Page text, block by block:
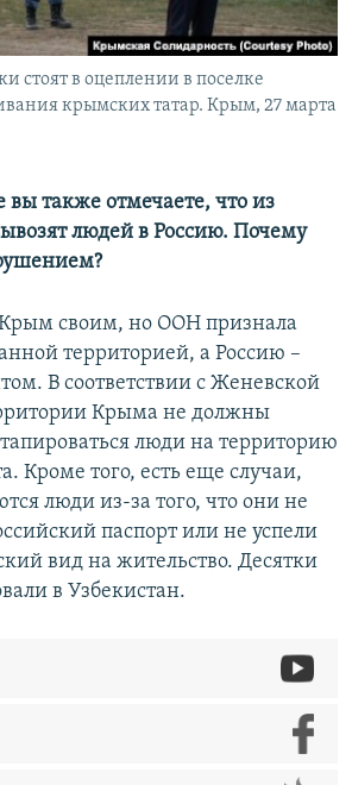
стоят в оцеплении в поселке
крымских татар. Крым, 27 марта
вы также отмечаете, что из
людей в Россию. Почему
Крым своим, но ООН признала
территорией, а Россию –
В соответствии с Женевской
Крыма не должны
люди на территорию
Кроме того, есть еще случаи,
люди из-за того, что они не
паспорт или не успели
вид на жительство. Десятки
в Узбекистан.